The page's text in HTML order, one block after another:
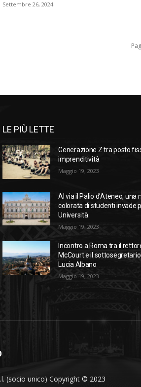
Settembre 26, 2024
LE PIÙ LETTE
Generazione Z tra posto
imprenditività
Maggio 19, 2023
Al via il Palio d’Ateneo, una
colorata di studenti invade
Università
Maggio 19, 2023
Incontro a Roma tra il
McCourt e il
Lucia Albano
Maggio 19, 2023
(socio unico) Copyright © 2023